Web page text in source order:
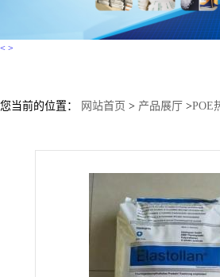
< >
您当前的位置： 网站首页 > 产品展厅 >POE